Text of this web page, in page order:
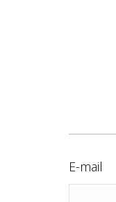
E-mail